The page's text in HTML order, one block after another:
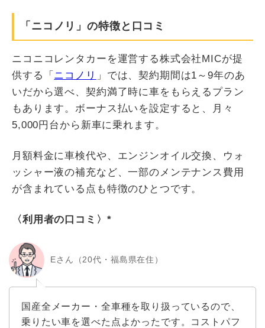
「ニコノリ」の特徴と口コミ
ニコニコレンタカーを運営する株式会社MICが提
供する「 ニコノリ 」では、契約期間は1～9年のあ
いだから選べ、契約満了時に車をもらえるプラン
もあります。ボーナス払いを設定すると、月々
5,000円台から新車に乗れます。
月額料金に車検代や、エンジンオイル交換、ウォ
ッシャー液の補充など、一部のメンテナンス費用
が含まれている点も特徴のひとつです。
〈利用者の口コミ〉*
Eさん（20代・福島県在住）
国産全メーカー・全車種を取り扱っているので、
乗りたい車を選べた点よかったです。コストパフ